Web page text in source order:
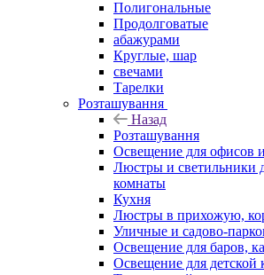
Полигональные
Продолговатые
абажурами
Круглые, шар
свечами
Тарелки
Розташування
Назад
Розташування
Освещение для офисов
Люстры и светильники
комнаты
Кухня
Люстры в прихожую,
Уличные и садово-
Освещение для баров,
Освещение для детской